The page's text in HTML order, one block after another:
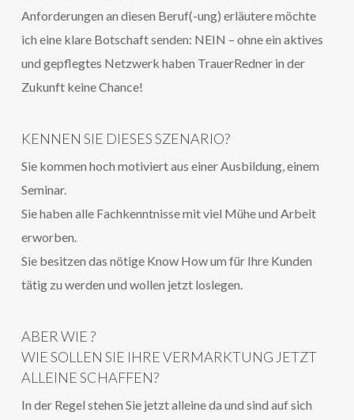
Anforderungen an diesen Beruf(-ung) erläutere möchte
ich eine klare Botschaft senden: NEIN – ohne ein aktives
und gepflegtes Netzwerk haben TrauerRedner in der
Zukunft keine Chance!
KENNEN SIE DIESES SZENARIO?
Sie kommen hoch motiviert aus einer Ausbildung, einem
Seminar.
Sie haben alle Fachkenntnisse mit viel Mühe und Arbeit
erworben.
Sie besitzen das nötige Know How um für Ihre Kunden
tätig zu werden und wollen jetzt loslegen.
ABER WIE ?
WIE SOLLEN SIE IHRE VERMARKTUNG JETZT
ALLEINE SCHAFFEN?
In der Regel stehen Sie jetzt alleine da und sind auf sich